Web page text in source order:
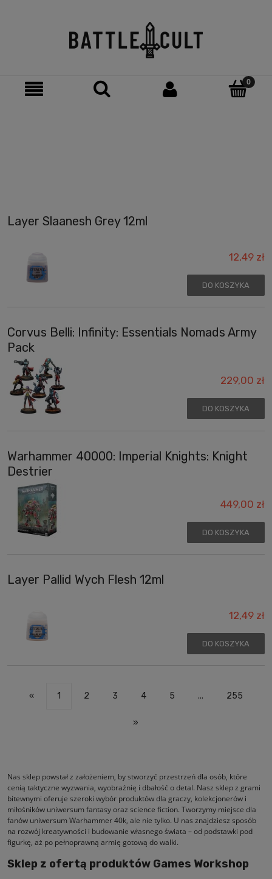
Layer Slaanesh Grey 12ml
12,49 zł
DO KOSZYKA
Corvus Belli: Infinity: Essentials Nomads Army
Pack
229,00 zł
DO KOSZYKA
Warhammer 40000: Imperial Knights: Knight
Destrier
449,00 zł
DO KOSZYKA
Layer Pallid Wych Flesh 12ml
12,49 zł
DO KOSZYKA
« 1 2 3 4 5 ... 255
»
Nas sklep powstał z założeniem, by stworzyć przestrzeń dla osób, które
cenią taktyczne wyzwania, wyobraźnię i dbałość o detal. Nasz sklep z grami
bitewnymi oferuje szeroki wybór produktów dla graczy, kolekcjonerów i
miłośników uniwersum fantasy oraz science fiction. Tworzymy miejsce dla
fanów uniwersum Warhammer 40k, ale nie tylko. U nas znajdziesz sposób
na rozwój kreatywności i budowanie własnego świata – od podstawki pod
figurkę, aż po pełnoprawną armię gotową do walki.
Sklep z ofertą produktów Games Workshop